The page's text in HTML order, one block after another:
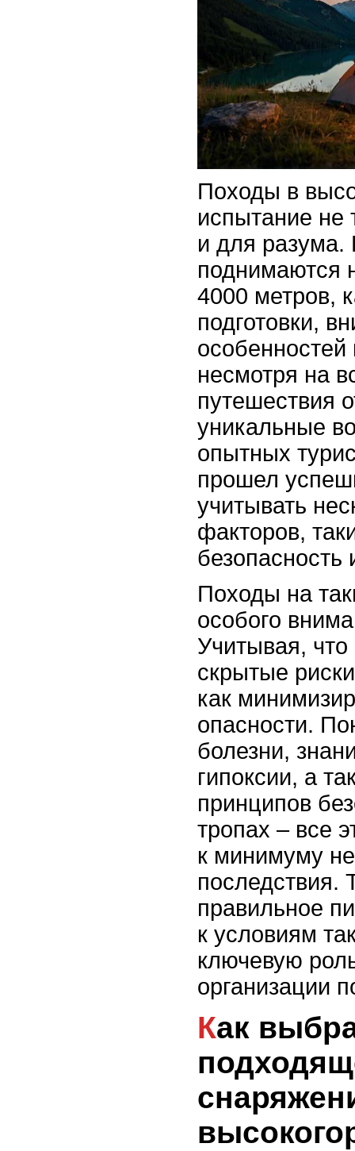
Походы в
испытание не
и для разума.
поднимаются
4000 метров,
подготовки,
несмотря на
путешествия
уникальные
опытных
прошел
учитывать
факторов,
безопасность
Походы на
особого
Учитывая, что
скрытые
как
опасности.
болезни,
гипоксии, а
принципов
тропах – все
к минимуму
последствия.
правильное
к условиям
ключевую
организации
Как выбрать